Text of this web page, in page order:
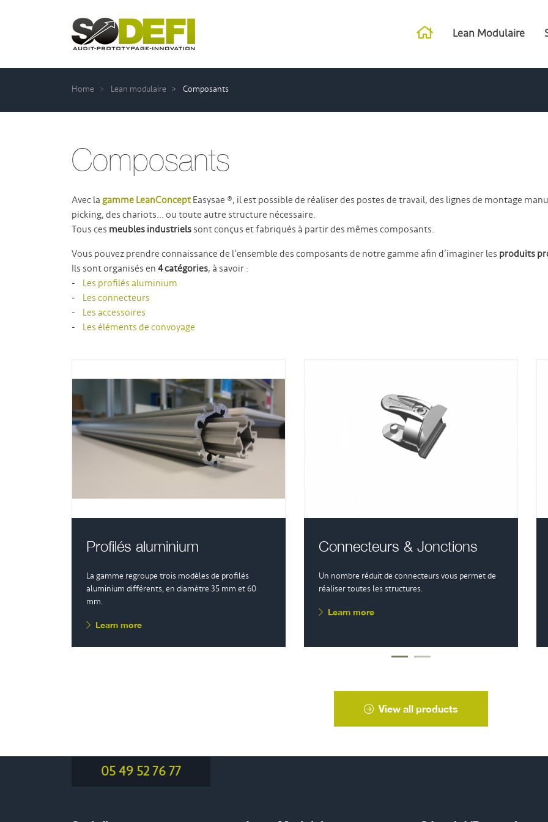
Lean Modulaire
Home Lean modulaire Composants
Composants
Avec la gamme LeanConceptEasysae ®, il est possible de réaliser des postes de travail, des lignes de montage
picking, des chariots… ou toute autre structure nécessaire.
Tous ces meubles industriels sont conçus et fabriqués à partir des mêmes composants.
Vous pouvez prendre connaissance de l’ensemble des composants de notre gamme afin d’imaginer les produits
Ils sont organisés en 4 catégories, à savoir :
- Les profilés aluminium
- Les connecteurs
- Les accessoires
- Les éléments de convoyage
Profilés aluminium
La gamme regroupe trois modèles de profilés
aluminium différents, en diamètre 35 mm et 60
mm.
Learn more
Connecteurs & Jonctions
Un nombre réduit de connecteurs vous permet de
réaliser toutes les structures.
Learn more
View all products
05 49 52 76 77